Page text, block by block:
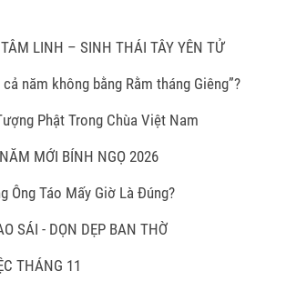
LINH – SINH THÁI TÂY YÊN TỬ
năm không bằng Rằm tháng Giêng”?
Phật Trong Chùa Việt Nam
MỚI BÍNH NGỌ 2026
Ông Táo Mấy Giờ Là Đúng?
SÁI - DỌN DẸP BAN THỜ
THÁNG 11